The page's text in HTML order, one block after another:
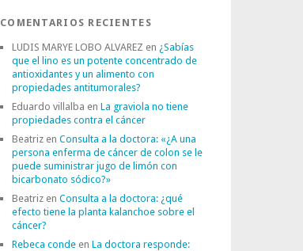
COMENTARIOS RECIENTES
LUDIS MARYE LOBO ALVAREZ en ¿Sabías
que el lino es un potente concentrado de
antioxidantes y un alimento con
propiedades antitumorales?
Eduardo villalba en La graviola no tiene
propiedades contra el cáncer
Beatriz en Consulta a la doctora: «¿A una
persona enferma de cáncer de colon se le
puede suministrar jugo de limón con
bicarbonato sódico?»
Beatriz en Consulta a la doctora: ¿qué
efecto tiene la planta kalanchoe sobre el
cáncer?
Rebeca conde en La doctora responde: